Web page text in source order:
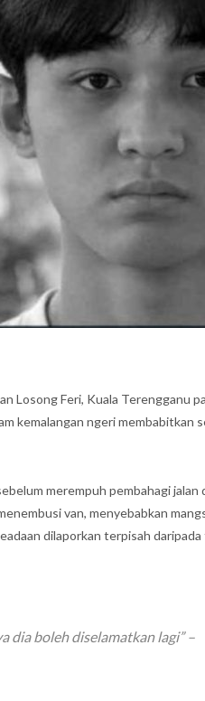
Losong Feri, Kuala Terengganu
kemalangan ngeri membabitkan
merempuh pembahagi jalan
van, menyebabkan
dilaporkan terpisah
dia boleh diselamatkan lagi” –